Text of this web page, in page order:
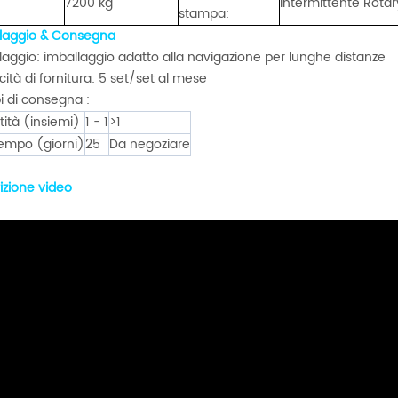
stampa:
& Consegna
imballaggio adatto alla navigazione per lunghe distanze
di fornitura: 5 set/set al mese
di consegna :
(insiemi) 1 - 1 >1
(giorni)25 Da negoziare
video